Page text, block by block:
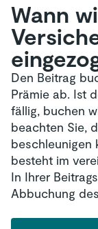
Wann
Den Beitrag
Prämie ab. Ist
fällig, buchen
beachten Sie,
beschleunigen
besteht im
In Ihrer
Abbuchung